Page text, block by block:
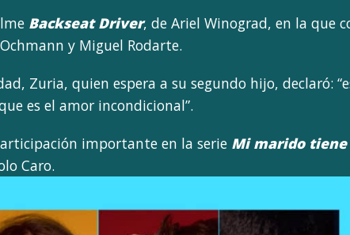
Backseat Driver, de Ariel Winograd, en la que
y Miguel Rodarte.
Zuria, quien espera a su segundo hijo, declaró:
es el amor incondicional”.
importante en la serie Mi marido
Caro.